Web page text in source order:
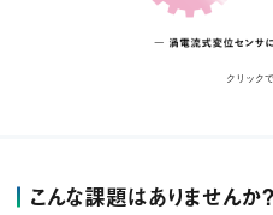
クリック
こんな課題はありませんか？